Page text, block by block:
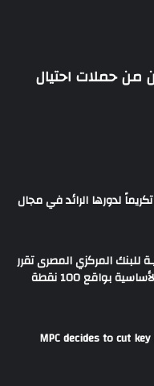
من حملات احتيال
لدورها الرائد في مجال
للبنك المركزي المصرى تقرر
خفض أسعار العائد الأساسية بواقع 100 نقطة
MPC decides to cut